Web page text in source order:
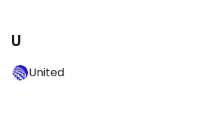
U
United